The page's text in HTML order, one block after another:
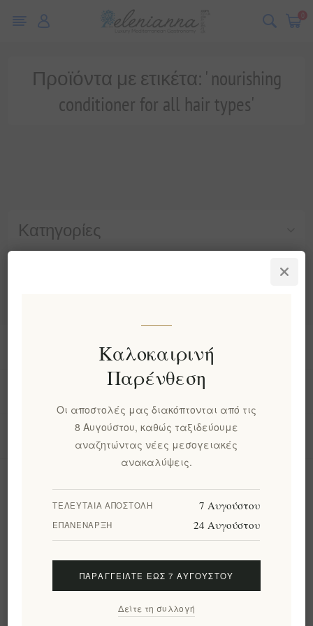
0
Κατηγορίες
Προϊόντα με ετικέτα: ' nourishing
conditioner for all hair types'
Πληροφορίες
Ο λογαριασμός μου
Εργαλεία σελίδας
Ακολουθήστε μας
Καλοκαιρινή
Παρένθεση
Οι αποστολές μας διακόπτονται από τις
8 Αυγούστου, καθώς ταξιδεύουμε
αναζητώντας νέες μεσογειακές
ανακαλύψεις.
ΤΕΛΕΥΤΑΊΑ ΑΠΟΣΤΟΛΉ 7 Αυγούστου
ΕΠΑΝΈΝΑΡΞΗ 24 Αυγούστου
ΠΑΡΑΓΓΕΊΛΤΕ ΈΩΣ 7 ΑΥΓΟΎΣΤΟΥ
Δείτε τη συλλογή